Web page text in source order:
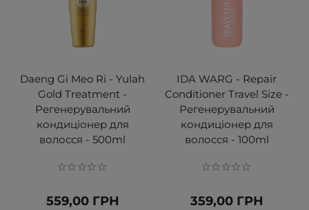
Daeng Gi Meo Ri - Yulah
Gold Treatment -
Регенерувальний
кондиціонер для
волосся - 500ml
559,00 ГРН
IDA WARG - Repair
Conditioner Travel Size -
Регенерувальний
кондиціонер для
волосся - 100ml
359,00 ГРН